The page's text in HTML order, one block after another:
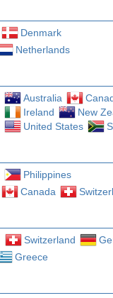
Denmark
Netherlands
Australia
Ireland
New
United States
Philippines
Canada
Switzerland
Greece